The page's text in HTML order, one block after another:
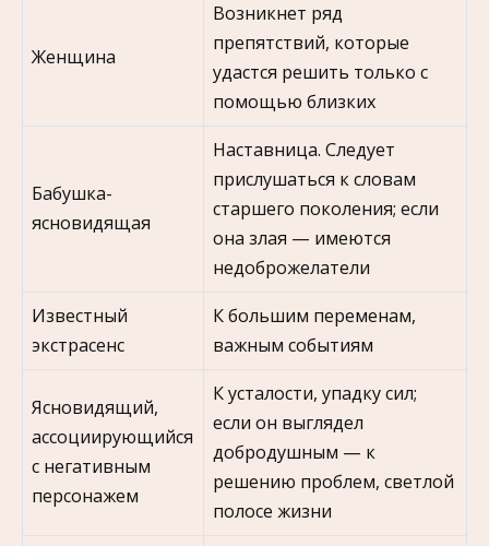
Женщина
Возникнет ряд
препятствий, которые
удастся решить только с
помощью близких
Бабушка-
ясновидящая
Наставница. Следует
прислушаться к словам
старшего поколения; если
она злая — имеются
недоброжелатели
Известный
экстрасенс
К большим переменам,
важным событиям
Ясновидящий,
ассоциирующийся
с негативным
персонажем
К усталости, упадку сил;
если он выглядел
добродушным — к
решению проблем, светлой
полосе жизни